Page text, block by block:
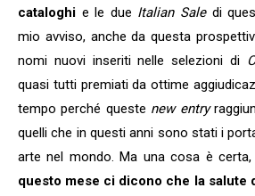
cataloghi e le due Italian Saledi
mio avviso, anche da questa
nomi nuovi inseriti nelle selezioni di
quasi tutti premiati da ottime
tempo perché queste new entry
quelli che in questi anni sono stati i
arte nel mondo. Ma una cosa è
questo mese ci dicono che la salute